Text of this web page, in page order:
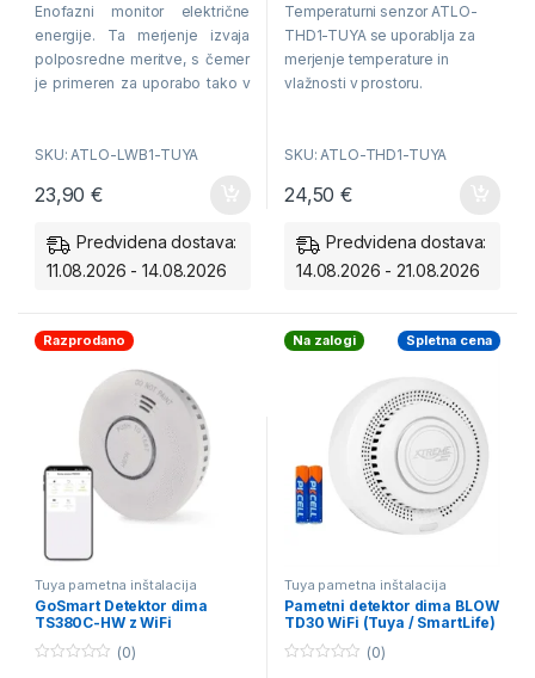
u
o
f
5
Enofazni monitor električne
energije. Ta merjenje izvaja
polposredne meritve, s čemer
je primeren za uporabo tako v
SKU: ATLO-LWB1-TUYA
23,90€
Predvidena dostava:
11.08.2026 - 14.08.2026
u
o
f
5
Temperaturni senzor ATLO-
THD1-TUYA se uporablja za
merjenje temperature in
vlažnosti v prostoru.
SKU: ATLO-THD1-TUYA
24,50€
Predvidena dostava:
14.08.2026 - 21.08.2026
Razprodano
Tuya pametna inštalacija
GoSmart Detektor dima
TS380C-HW z WiFi
(0)
Na zalogi Spletna cena
Tuya pametna inštalacija
Pametni detektor dima BLOW
TD30 WiFi (Tuya / SmartLife)
(0)